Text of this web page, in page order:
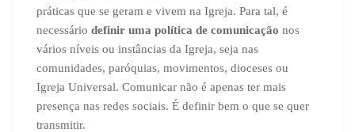
práticas que se geram e vivem na Igreja. Para tal, é
necessário definir uma política de comunicação nos
vários níveis ou instâncias da Igreja, seja nas
comunidades, paróquias, movimentos, dioceses ou
Igreja Universal. Comunicar não é apenas ter mais
presença nas redes sociais. É definir bem o que se quer
transmitir.